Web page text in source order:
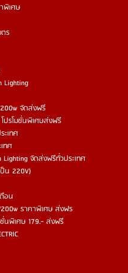
พิเศษ
ร
Lighting
200w จัดส่งฟรี
โปรโมชั่นพิเศษส่งฟรี
ะเทศ
ทศ
จัดส่งฟรีทั่วประเทศ
น 220V)
อน
200w ราคาพิเศษ ส่งฟร
นพิเศษ 179.- ส่งฟรี